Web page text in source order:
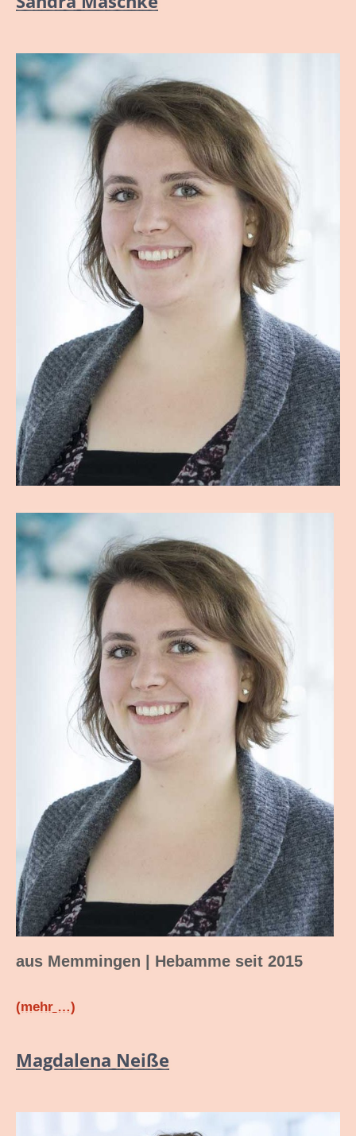
aus Memmingen | Hebamme seit 2015
(mehr …)
Magdalena Neiße